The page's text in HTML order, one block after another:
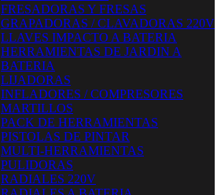
FRESADORAS Y FRESAS
GRAPADORAS / CLAVADORAS 220V
LLAVES IMPACTO A BATERIA
HERRAMIENTAS DE JARDIN A
BATERIA
LIJADORAS
INFLADORES / COMPRESORES
MARTILLOS
PACK DE HERRAMIENTAS
PISTOLAS DE PINTAR
MULTI-HERRAMIENTAS
PULIDORAS
RADIALES 220V